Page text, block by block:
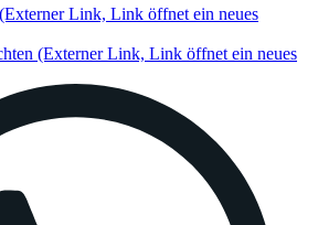
(Externer Link, Link öffnet ein neues
(Externer Link, Link öffnet ein neues